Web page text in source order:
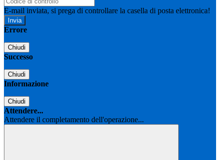
E-mail inviata, si prega di controllare la casella di posta elettronica!
Errore
Chiudi
Successo
Chiudi
Informazione
Chiudi
Attendere...
Attendere il completamento dell'operazione...